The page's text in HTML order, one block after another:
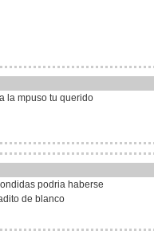
la mpuso tu querido
podria haberse
de blanco